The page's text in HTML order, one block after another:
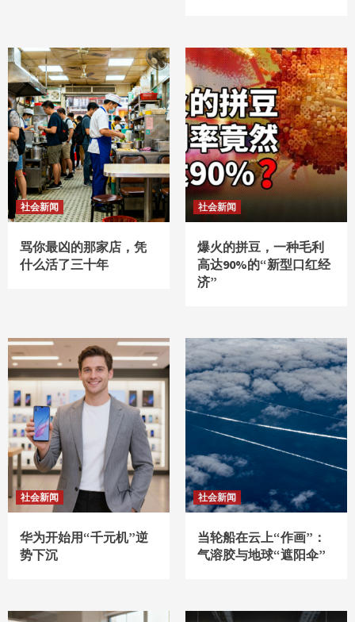
社会新闻
骂你最凶的那家店，凭
什么活了三十年
社会新闻
爆火的拼豆，一种毛利
高达90%的“新型口红经
济”
社会新闻
华为开始用“千元机”逆
势下沉
社会新闻
当轮船在云上“作画”：
气溶胶与地球“遮阳伞”